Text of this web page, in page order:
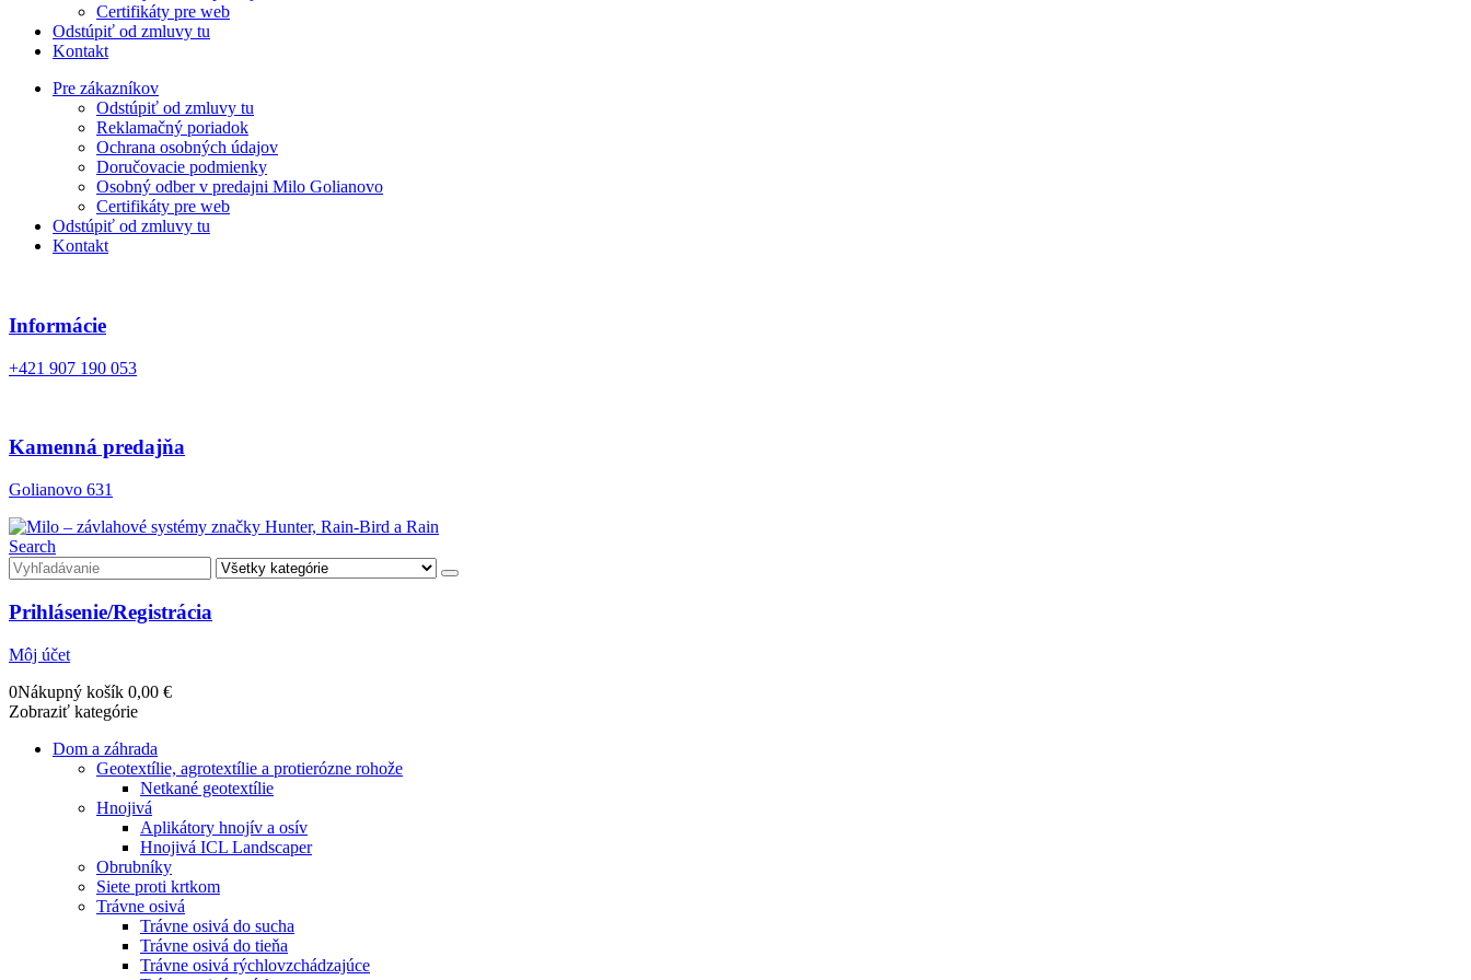
Certifikáty pre web
Odstúpiť od zmluvy tu
Kontakt
Pre zákazníkov
Odstúpiť od zmluvy tu
Reklamačný poriadok
Ochrana osobných údajov
Doručovacie podmienky
Osobný odber v predajni Milo Golianovo
Certifikáty pre web
Odstúpiť od zmluvy tu
Kontakt
Informácie
+421 907 190 053
Kamenná predajňa
Golianovo 631
Search
Prihlásenie/Registrácia
Môj účet
0Nákupný košík 0,00 €
Zobraziť kategórie
Dom a záhrada
Geotextílie, agrotextílie a protierózne rohože
Netkané geotextílie
Hnojivá
Aplikátory hnojív a osív
Hnojivá ICL Landscaper
Obrubníky
Siete proti krtkom
Trávne osivá
Trávne osivá do sucha
Trávne osivá do tieňa
Trávne osivá rýchlovzchádzajúce